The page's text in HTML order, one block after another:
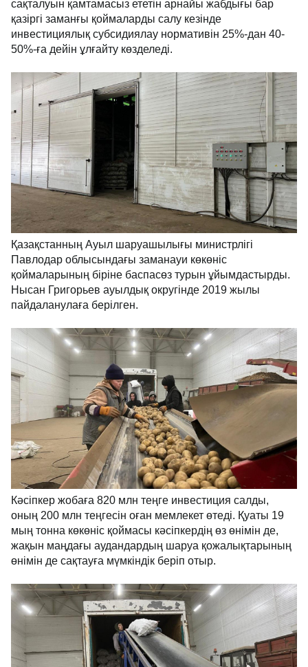
сақталуын қамтамасыз ететін арнайы жабдығы бар
қазіргі заманғы қоймаларды салу кезінде
инвестициялық субсидиялау нормативін 25%-дан 40-
50%-ға дейін ұлғайту көзделеді.
Қазақстанның Ауыл шаруашылығы министрлігі
Павлодар облысындағы заманауи көкөніс
қоймаларының біріне баспасөз турын ұйымдастырды.
Нысан Григорьев ауылдық округінде 2019 жылы
пайдаланулаға берілген.
Кәсіпкер жобаға 820 млн теңге инвестиция салды,
оның 200 млн теңгесін оған мемлекет өтеді. Қуаты 19
мың тонна көкөніс қоймасы кәсіпкердің өз өнімін де,
жақын маңдағы аудандардың шаруа қожалықтарының
өнімін де сақтауға мүмкіндік беріп отыр.